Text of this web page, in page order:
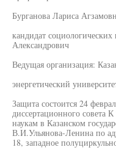
Бурганова Лариса
кандидат
Александрович
Ведущая организация:
энергетический
Защита состоится 24
диссертационного совета
наукам в Казанском
В.И.Ульянова-Ленина по
18, западное